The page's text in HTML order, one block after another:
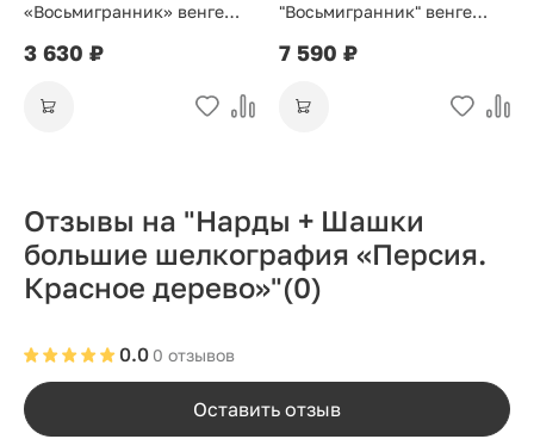
«Восьмигранник» венге
3 630 ₽
"Восьмигранник" венге
7 590 ₽
Отзывы на "Нарды + Шашки
большие шелкография «Персия.
Красное дерево»"(0)
0 отзывов
0.0
Оставить отзыв